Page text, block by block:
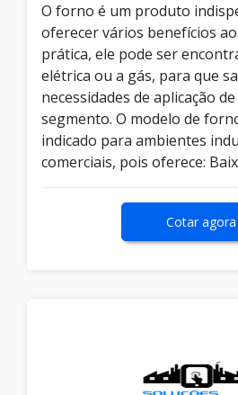
O forno é um produto
oferecer vários benefícios
prática, ele pode ser
elétrica ou a gás, para que
necessidades de aplicação
segmento. O modelo de
indicado para ambientes
comerciais, pois oferece:
Cotar agora